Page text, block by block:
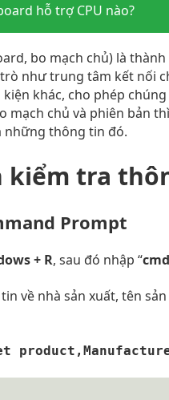
hỗ trợ CPU nào?
bo mạch chủ) là
như trung tâm kết nối
kiện khác, cho phép
mạch chủ và phiên bản
những thông tin đó.
kiểm tra
Prompt
+ R, sau đó nhập “cmd
về nhà sản xuất, tên